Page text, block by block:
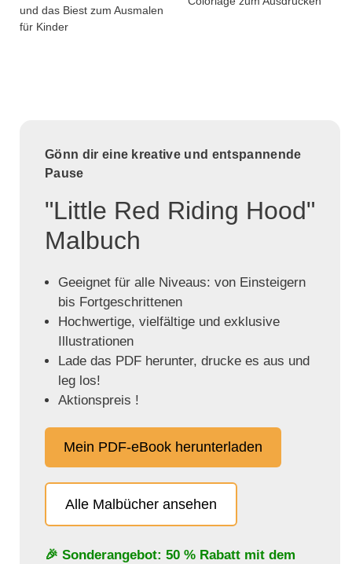
und das Biest zum Ausmalen
für Kinder
Gönn dir eine kreative und entspannende
Pause
"Little Red Riding Hood"
Malbuch
Geeignet für alle Niveaus: von Einsteigern
bis Fortgeschrittenen
Hochwertige, vielfältige und exklusive
Illustrationen
Lade das PDF herunter, drucke es aus und
leg los!
Aktionspreis !
Mein PDF-eBook herunterladen
Alle Malbücher ansehen
🎉 Sonderangebot: 50 % Rabatt mit dem